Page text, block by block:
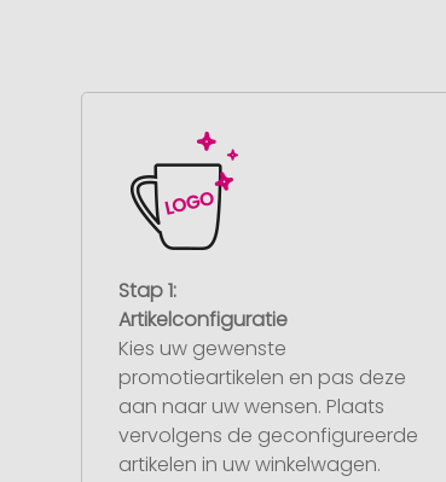
Stap 1:
Artikelconfiguratie
Kies uw gewenste
promotieartikelen en pas deze
aan naar uw wensen. Plaats
vervolgens de geconfigureerde
artikelen in uw winkelwagen.